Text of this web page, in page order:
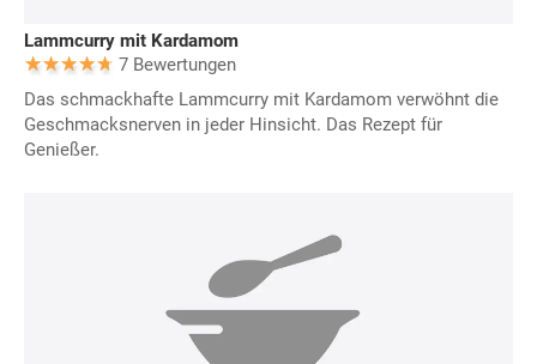
Lammcurry mit Kardamom
7 Bewertungen
Das schmackhafte Lammcurry mit Kardamom verwöhnt die
Geschmacksnerven in jeder Hinsicht. Das Rezept für
Genießer.